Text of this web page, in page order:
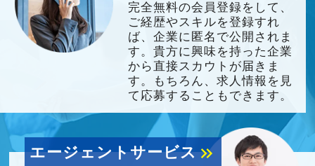
完全無料の会員登録をして、
ご経歴やスキルを登録すれ
ば、企業に匿名で公開されま
す。貴方に興味を持った企業
から直接スカウトが届きま
す。もちろん、求人情報を見
て応募することもできます。
エージェントサービスkeyboard_double_arrow_right